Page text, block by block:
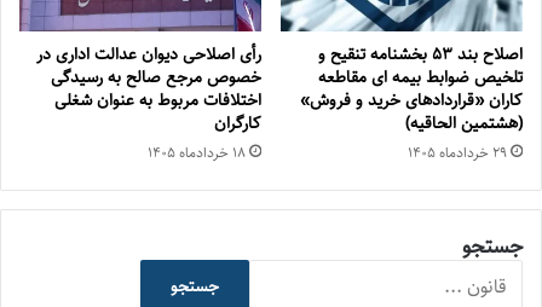
اصلاح بند ۵۳ بخشنامه تنقیح و
تلخیص ضوابط بیمه ای مقاطعه
کاران «قراردادهای خرید و فروش»
(هشتمین الحاقیه)
۲۹ خرداد‌ماه ۱۴۰۵
رأی اصلاحی دیوان عدالت اداری در
خصوص مرجع صالح به رسیدگی
اختلافات مربوط به عنوان شغلی
کارگران
۱۸ خرداد‌ماه ۱۴۰۵
جستجو
جستجو